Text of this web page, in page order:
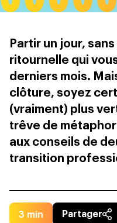
Partir un jour,
ritournelle qui
derniers mois.
clôture, soyez
(vraiment) plus
trêve de
aux conseils de
transition
3 min Partager